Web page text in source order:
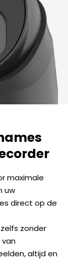
maximale
uw
direct op de
zonder
van
altijd en